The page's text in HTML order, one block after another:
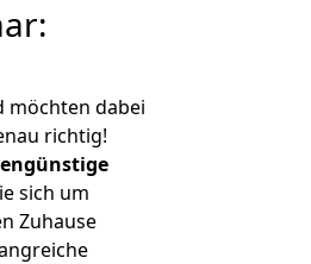
möchten dabei
richtig!
sich um
Zuhause